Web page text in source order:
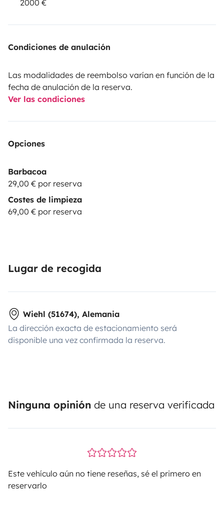
2000 €
Condiciones de anulación
Las modalidades de reembolso varían en función de la
fecha de anulación de la reserva.
Ver las condiciones
Opciones
Barbacoa
29,00 € por reserva
Costes de limpieza
69,00 € por reserva
Lugar de recogida
Wiehl (51674), Alemania
La dirección exacta de estacionamiento será
disponible una vez confirmada la reserva.
Ninguna opinión de una reserva verificada
Este vehículo aún no tiene reseñas, sé el primero en
reservarlo